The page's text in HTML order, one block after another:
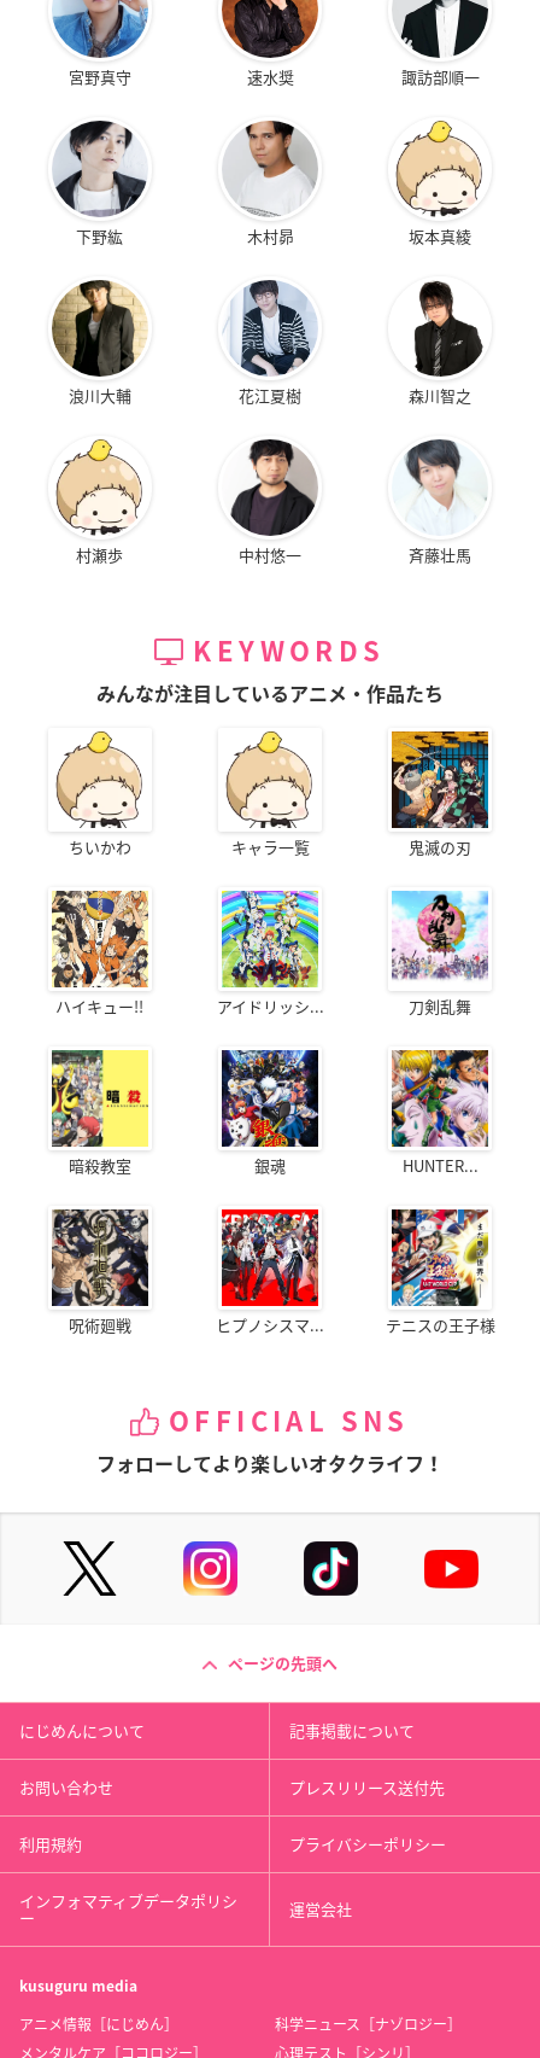
宮野真守 速水奨 諏訪部順一
下野紘 木村昴 坂本真綾
浪川大輔 花江夏樹 森川智之
村瀬歩 中村悠一 斉藤壮馬
KEYWORDS
みんなが注目しているアニメ・作品たち
ちいかわ キャラ一覧 鬼滅の刃
ハイキュー!! アイドリッシ... 刀剣乱舞
暗殺教室 銀魂 HUNTER...
呪術廻戦 ヒプノシスマ... テニスの王子様
OFFICIAL SNS
フォローしてより楽しいオタクライフ！
ページの先頭へ
にじめんについて 記事掲載について
お問い合わせ プレスリリース送付先
利用規約 プライバシーポリシー
インフォマティブデータポリシ
ー 運営会社
kusuguru media
アニメ情報［にじめん］
科学ニュース［ナゾロジー］
メンタルケア［ココロジー］
心理テスト［シンリ］